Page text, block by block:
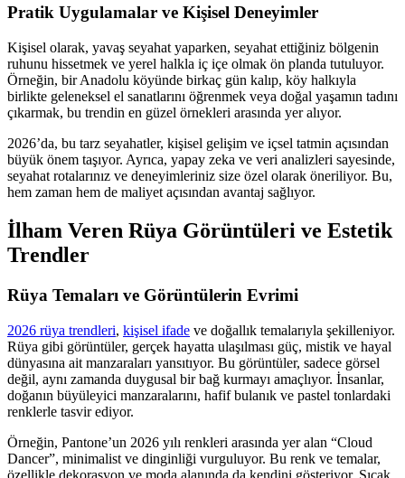
Pratik Uygulamalar ve Kişisel Deneyimler
Kişisel olarak, yavaş seyahat yaparken, seyahat ettiğiniz bölgenin
ruhunu hissetmek ve yerel halkla iç içe olmak ön planda tutuluyor.
Örneğin, bir Anadolu köyünde birkaç gün kalıp, köy halkıyla
birlikte geleneksel el sanatlarını öğrenmek veya doğal yaşamın tadını
çıkarmak, bu trendin en güzel örnekleri arasında yer alıyor.
2026’da, bu tarz seyahatler, kişisel gelişim ve içsel tatmin açısından
büyük önem taşıyor. Ayrıca, yapay zeka ve veri analizleri sayesinde,
seyahat rotalarınız ve deneyimleriniz size özel olarak öneriliyor. Bu,
hem zaman hem de maliyet açısından avantaj sağlıyor.
İlham Veren Rüya Görüntüleri ve Estetik
Trendler
Rüya Temaları ve Görüntülerin Evrimi
2026 rüya trendleri, kişisel ifade ve doğallık temalarıyla şekilleniyor.
Rüya gibi görüntüler, gerçek hayatta ulaşılması güç, mistik ve hayal
dünyasına ait manzaraları yansıtıyor. Bu görüntüler, sadece görsel
değil, aynı zamanda duygusal bir bağ kurmayı amaçlıyor. İnsanlar,
doğanın büyüleyici manzaralarını, hafif bulanık ve pastel tonlardaki
renklerle tasvir ediyor.
Örneğin, Pantone’un 2026 yılı renkleri arasında yer alan “Cloud
Dancer”, minimalist ve dinginliği vurguluyor. Bu renk ve temalar,
özellikle dekorasyon ve moda alanında da kendini gösteriyor. Sıcak,